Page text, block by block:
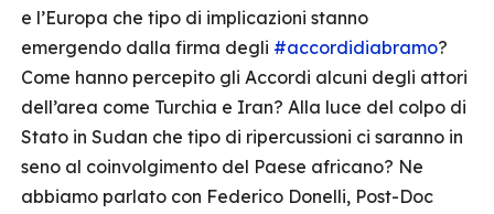
e l’Europa che tipo di implicazioni stanno
emergendo dalla firma degli #accordidiabramo?
Come hanno percepito gli Accordi alcuni degli attori
dell’area come Turchia e Iran? Alla luce del colpo di
Stato in Sudan che tipo di ripercussioni ci saranno in
seno al coinvolgimento del Paese africano? Ne
abbiamo parlato con Federico Donelli, Post-Doc